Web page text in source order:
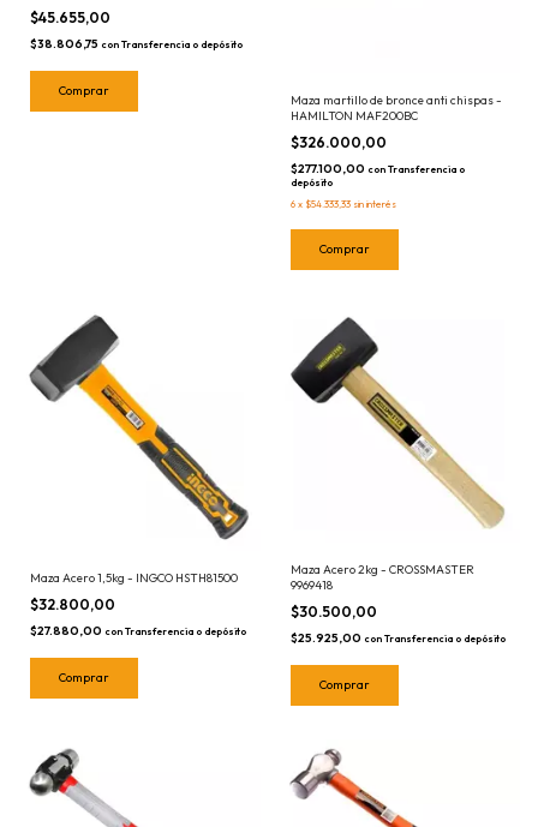
$45.655,00
$38.806,75 con Transferencia o depósito
Maza martillo de bronce anti chispas -
HAMILTON MAF200BC
$326.000,00
$277.100,00 con Transferencia o
depósito
6 x $54.333,33 sin interés
Maza Acero 1,5kg - INGCO HSTH81500
$32.800,00
$27.880,00 con Transferencia o depósito
Maza Acero 2kg - CROSSMASTER
9969418
$30.500,00
$25.925,00 con Transferencia o depósito